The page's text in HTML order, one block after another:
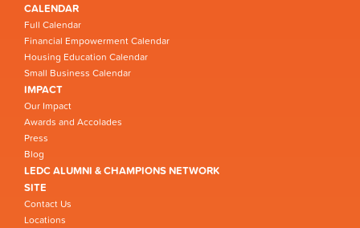
CALENDAR
Full Calendar
Financial Empowerment Calendar
Housing Education Calendar
Small Business Calendar
IMPACT
Our Impact
Awards and Accolades
Press
Blog
LEDC ALUMNI & CHAMPIONS NETWORK
SITE
Contact Us
Locations